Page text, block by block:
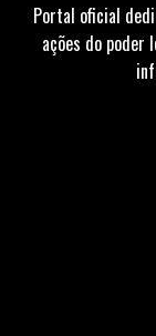
Portal oficial
ações do poder